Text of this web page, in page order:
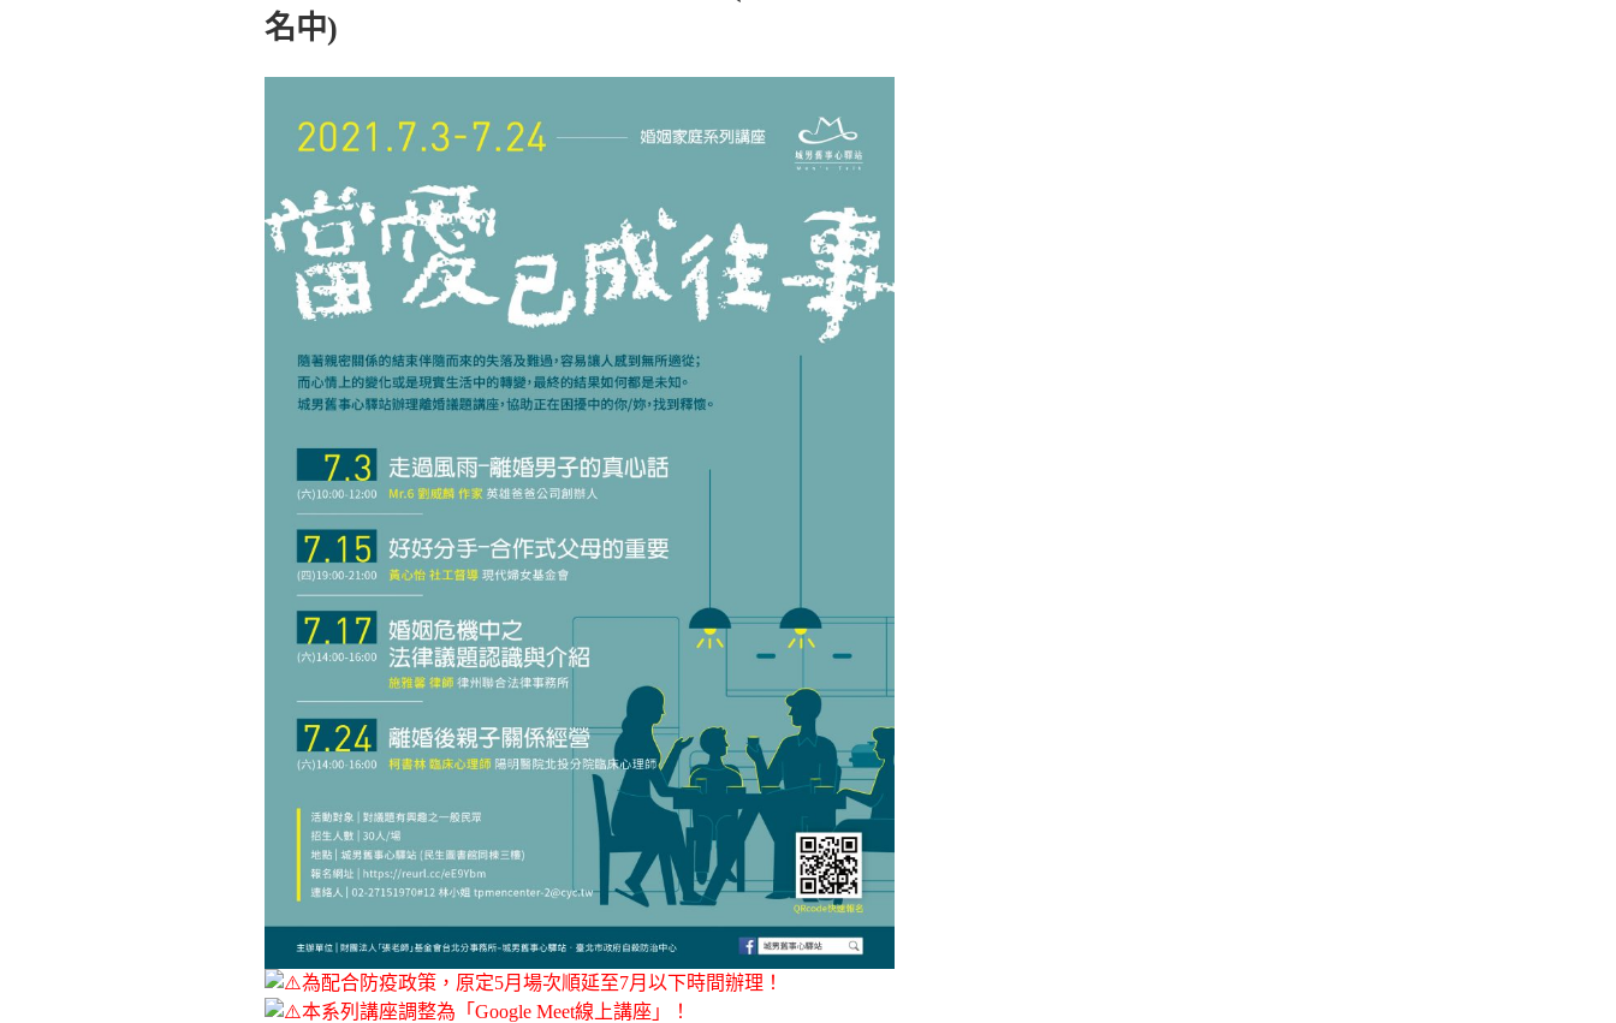
名中)
為配合防疫政策，原定5月場次順延至7月以下時間辦理！
本系列講座調整為「Google Meet線上講座」！